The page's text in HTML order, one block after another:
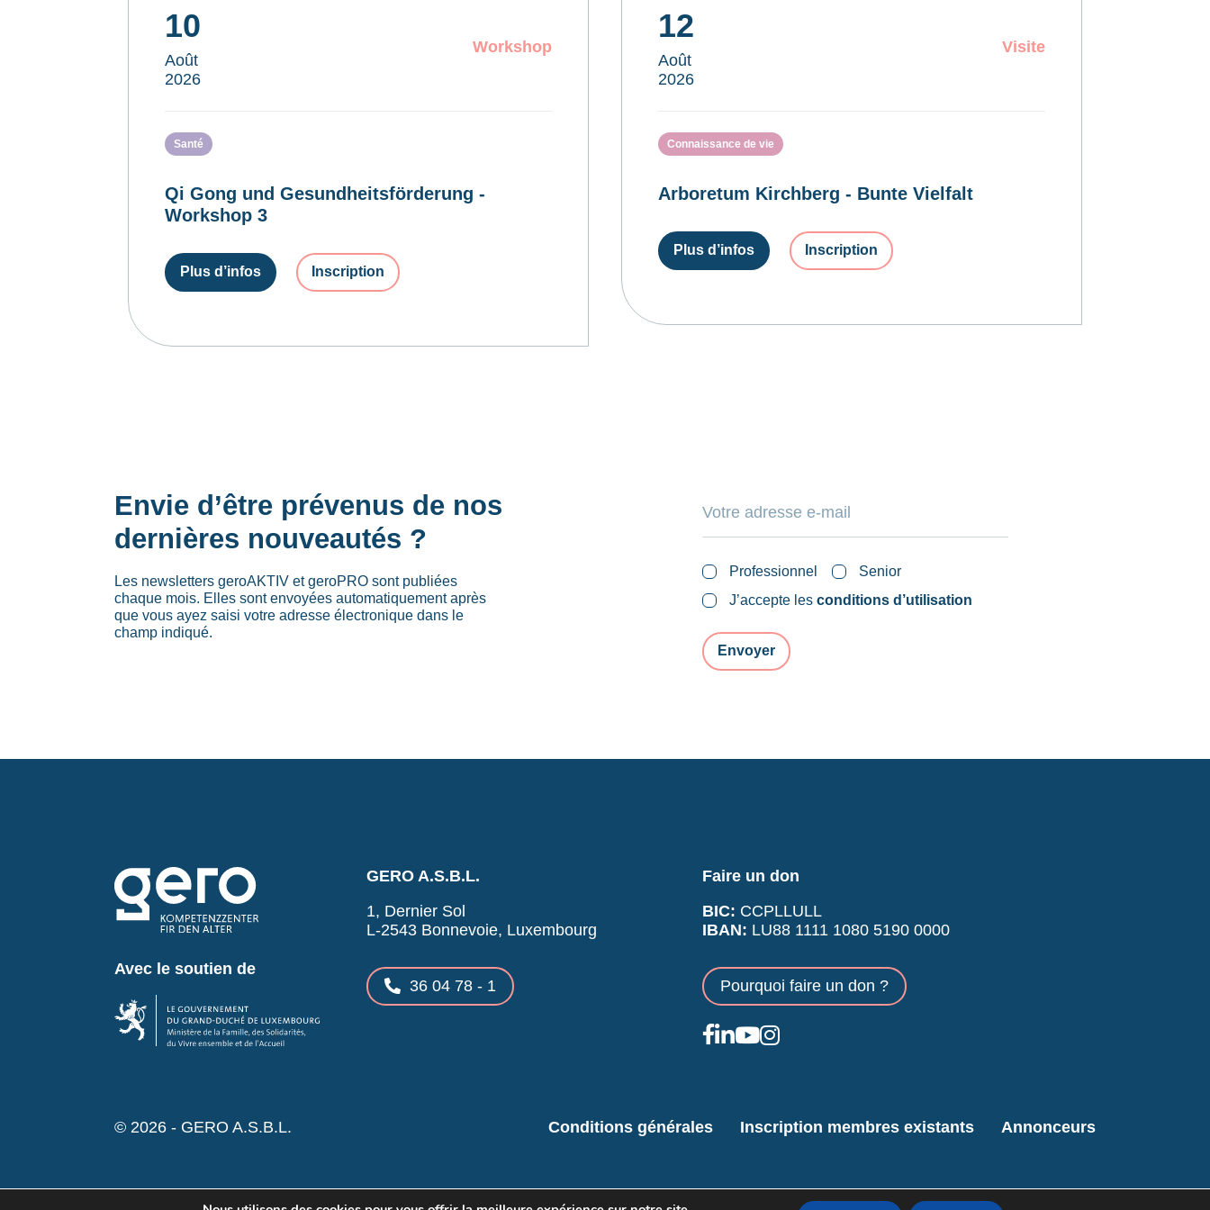
10
Août
2026
Workshop
Santé
Qi Gong und Gesundheitsförderung -
Workshop 3
Plus d’infos Inscription
12
Août
2026
Visite
Connaissance de vie
Arboretum Kirchberg - Bunte Vielfalt
Plus d’infos Inscription
Envie d’être prévenus de nos
dernières nouveautés ?
Les newsletters geroAKTIV et geroPRO sont publiées
chaque mois. Elles sont envoyées automatiquement après
que vous ayez saisi votre adresse électronique dans le
champ indiqué.
Professionnel
Senior
J’accepte lesconditions d’utilisation
Avec le soutien de
GERO A.S.B.L.
1, Dernier Sol
L-2543 Bonnevoie, Luxembourg
36 04 78 - 1
Faire un don
BIC: CCPLLULL
IBAN: LU88 1111 1080 5190 0000
Pourquoi faire un don ?
© 2026 - GERO A.S.B.L. Conditions générales Inscription membres existants Annonceurs